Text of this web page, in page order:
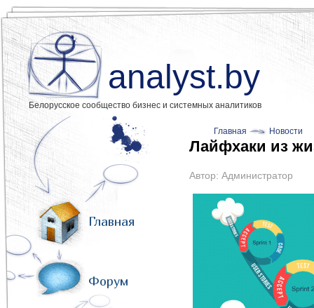
analyst.by
Белорусское сообщество бизнес и системных аналитиков
Главная
Форум
Главная Новости
Лайфхаки из
Автор: Администратор